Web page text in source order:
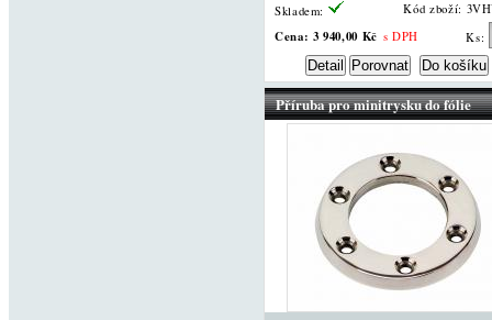
Skladem: Kód zboží:
Cena: 3 940,00 Kč s DPH Ks:
Příruba pro minitrysku do fólie